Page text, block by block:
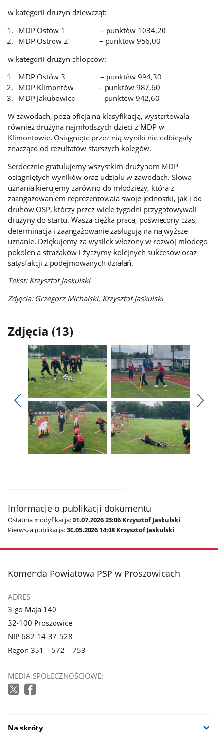
w kategorii drużyn dziewcząt:
MDP Ostów 1 – punktów 1034,20
MDP Ostrów 2 – punktów 956,00
w kategorii drużyn chłopców:
MDP Ostów 3 – punktów 994,30
MDP Klimontów – punktów 987,60
MDP Jakubowice – punktów 942,60
W zawodach, poza oficjalną klasyfikacją, wystartowała
również drużyna najmłodszych dzieci z MDP w
Klimontowie. Osiągnięte przez nią wyniki nie odbiegały
znacząco od rezultatów starszych kolegów.
Serdecznie gratulujemy wszystkim drużynom MDP
osiągniętych wyników oraz udziału w zawodach. Słowa
uznania kierujemy zarówno do młodzieży, która z
zaangażowaniem reprezentowała swoje jednostki, jak i do
druhów OSP, którzy przez wiele tygodni przygotowywali
drużyny do startu. Wasza ciężka praca, poświęcony czas,
determinacja i zaangażowanie zasługują na najwyższe
uznanie. Dziękujemy za wysiłek włożony w rozwój młodego
pokolenia strażaków i życzymy kolejnych sukcesów oraz
satysfakcji z podejmowanych działań.
Tekst: Krzysztof Jaskulski
Zdjęcia: Grzegorz Michalski, Krzysztof Jaskulski
Zdjęcia (13)
Pokaż
poprzednie
zdjęcia
Pokaż
zdjęcie
1
z
galerii.
Pokaż
zdjęcie
2
z
galerii.
Informacje o publikacji dokumentu
Ostatnia modyfikacja:01.07.2026 23:06 Krzysztof Jaskulski
Pierwsza publikacja:30.05.2026 14:08 Krzysztof Jaskulski
stopka
Komenda Powiatowa PSP w Proszowicach
ADRES
3-go Maja 140
32-100 Proszowice
NIP 682-14-37-528
Regon 351 – 572 – 753
MEDIA SPOŁECZNOŚCIOWE:
Na skróty